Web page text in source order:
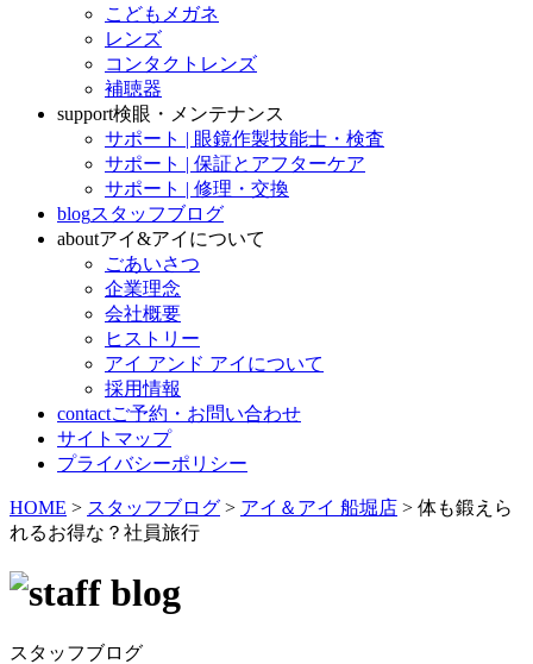
こどもメガネ
レンズ
コンタクトレンズ
補聴器
support検眼・メンテナンス
サポート | 眼鏡作製技能士・検査
サポート | 保証とアフターケア
サポート | 修理・交換
blogスタッフブログ
aboutアイ&アイについて
ごあいさつ
企業理念
会社概要
ヒストリー
アイ アンド アイについて
採用情報
contactご予約・お問い合わせ
サイトマップ
プライバシーポリシー
HOME > スタッフブログ > アイ＆アイ 船堀店 > 体も鍛えら
れるお得な？社員旅行
スタッフブログ